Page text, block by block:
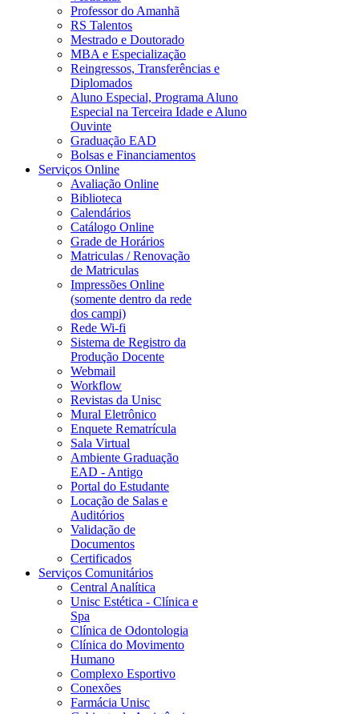
Professor do Amanhã
RS Talentos
Mestrado e Doutorado
MBA e Especialização
Reingressos, Transferências e
Diplomados
Aluno Especial, Programa Aluno
Especial na Terceira Idade e Aluno
Ouvinte
Graduação EAD
Bolsas e Financiamentos
Serviços Online
Avaliação Online
Biblioteca
Calendários
Catálogo Online
Grade de Horários
Matriculas / Renovação
de Matriculas
Impressões Online
(somente dentro da rede
dos campi)
Rede Wi-fi
Sistema de Registro da
Produção Docente
Webmail
Workflow
Revistas da Unisc
Mural Eletrônico
Enquete Rematrícula
Sala Virtual
Ambiente Graduação
EAD - Antigo
Portal do Estudante
Locação de Salas e
Auditórios
Validação de
Documentos
Certificados
Serviços Comunitários
Central Analítica
Unisc Estética - Clínica e
Spa
Clínica de Odontologia
Clínica do Movimento
Humano
Complexo Esportivo
Conexões
Farmácia Unisc